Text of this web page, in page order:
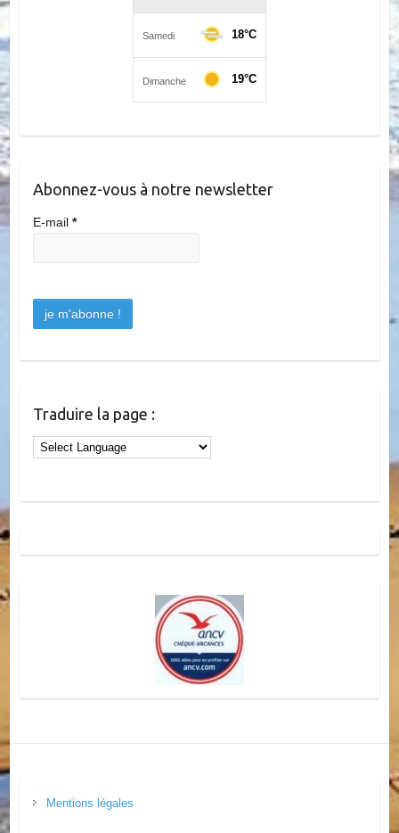
Abonnez-vous à notre newsletter
E-mail *
Traduire la page :
Mentions légales